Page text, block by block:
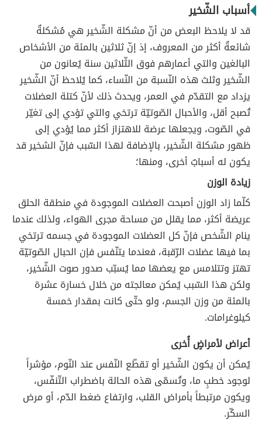
أسباب الشّخير
قد لا يلاحظ البعض من أنّ مشكلة الشّخير هي مُشكلةٌ
شائعةٌ أكثر من المعروف، إذ إنّ ثلاثين بالمئة من الأشخاص
البالغين والتي أعمارهم فوق الثّلاثين سنة يُعانون من
الشّخير وثلث هذه النّسبة من النّساء، كما يُلاحظ أنّ الشّخير
يزداد مع التقدّم في العمر، ويحدث ذلك لأنّ كتلة العضلات
تُصبح أقل، والأحبال الصّوتيّة ترتخي والتي تؤدي إلى تغيّر
في الصّوت، ويجعلها عرضة للاهتزاز أكثر مما يُؤدي إلى
ظهور مشكلة الشّخير، بالإضافة لهذا السّبب فإنّ الشخير قد
يكون له أسبابٌ أخرى، ومنها؛
زيادة الوزن
كلّما زاد الوزن أصبحت العضلات الموجودة في منطقة الحلق
عريضة أكثر، مما يقلل من مساحة مجرى الهواء، ولذلك عندما
ينام الشّخص فإنّ كل العضلات الموجودة في جسمه ترتخي
بما فيها عضلات الرّقبة، فعندما يتنّفس فإن الحبال الصّوتيّة
تهتز وتتلامس مع يعضها مما يُسبّب صدور صوت الشّخير،
ولكن هذا السّبب يُمكن معالجته من خلال خسارة عشرة
بالمئة من وزن الجسم، ولو حتّى كانت بمقدار خمسة
كيلوغرامات.
أعراض لأمراضٍ أُخرى
يُمكن أن يكون الشّخير أو تقطّع النّفس عند النّوم، مؤشراً
لوجود خطبٍ ما، وتُسمّى هذه الحالة باضطراب التّنفّس،
ويكون مرتبطاً بأمراض القلب، وارتفاع ضغط الدّم، أو مرض
السكّر.